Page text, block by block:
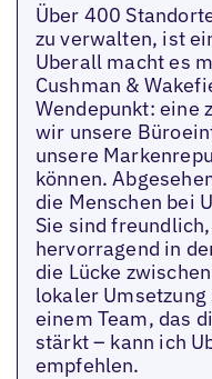
Über 400
zu verwalten, ist
Uberall macht es
Cushman &
Wendepunkt: eine
wir unsere
unsere
können.
die Menschen bei
Sie sind
hervorragend in
die Lücke
lokaler
einem Team, das
stärkt – kann ich
empfehlen.